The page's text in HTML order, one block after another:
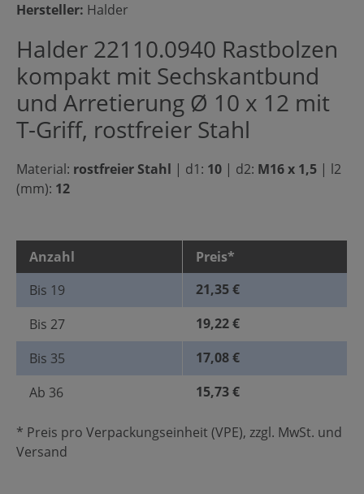
Hersteller: Halder
Halder 22110.0940 Rastbolzen
kompakt mit Sechskantbund
und Arretierung Ø 10 x 12 mit
T-Griff, rostfreier Stahl
Material: rostfreier Stahl | d1: 10 | d2: M16 x 1,5 | l2
(mm): 12
Anzahl
Preis*
Bis 19
21,35 €
Bis 27
19,22 €
Bis 35
17,08 €
Ab 36 15,73 €
* Preis pro Verpackungseinheit (VPE), zzgl. MwSt. und
Versand